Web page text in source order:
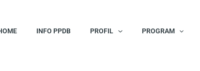
INFO PPDB PROFIL PROGRAM